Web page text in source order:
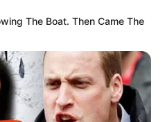
The Boat. Then Came The